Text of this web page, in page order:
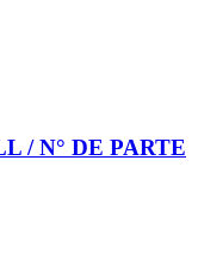
/ N° DE PARTE